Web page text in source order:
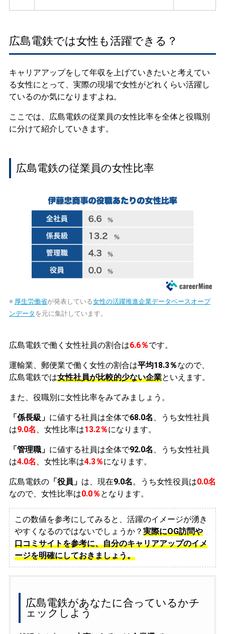
広島電鉄では女性も活躍できる？
キャリアアップをして年収を上げていきたいと考えてい
る女性にとって、実際の現場で女性がどれくらい活躍し
ているのか気になりますよね。
ここでは、広島電鉄の従業員の女性比率を全体と役職別
に分けて紹介していきます。
広島電鉄の従業員の女性比率
※ 厚生労働省が発表している女性の活躍推進企業データベースオープ
ンデータ を元に集計しています。
広島電鉄で働く女性社員の割合は6.6％です。
運輸業、郵便業で働く女性の割合は平均18.3％なので、
広島電鉄では女性社員が比較的少ない企業といえます。
また、役職別に女性比率をみてみましょう。
「係長級」 に値する社員は全体で68.0名 、うち女性社員
は9.0名 、女性比率は13.2％になります。
「管理職」 に値する社員は全体で92.0名 、うち女性社員
は4.0名 、女性比率は4.3％になります。
広島電鉄の「役員」 は、現在9.0名。うち女性役員は0.0名
なので、女性比率は0.0％ となります。
この数値を参考にしてみると、活躍のイメージが湧き
やすくなるのではないでしょうか？ 実際にOG訪問や
口コミサイトを参考に、自分のキャリアアップのイメ
ージを明確にしておきましょう。
広島電鉄があなたに合っているかチ
ェックしよう